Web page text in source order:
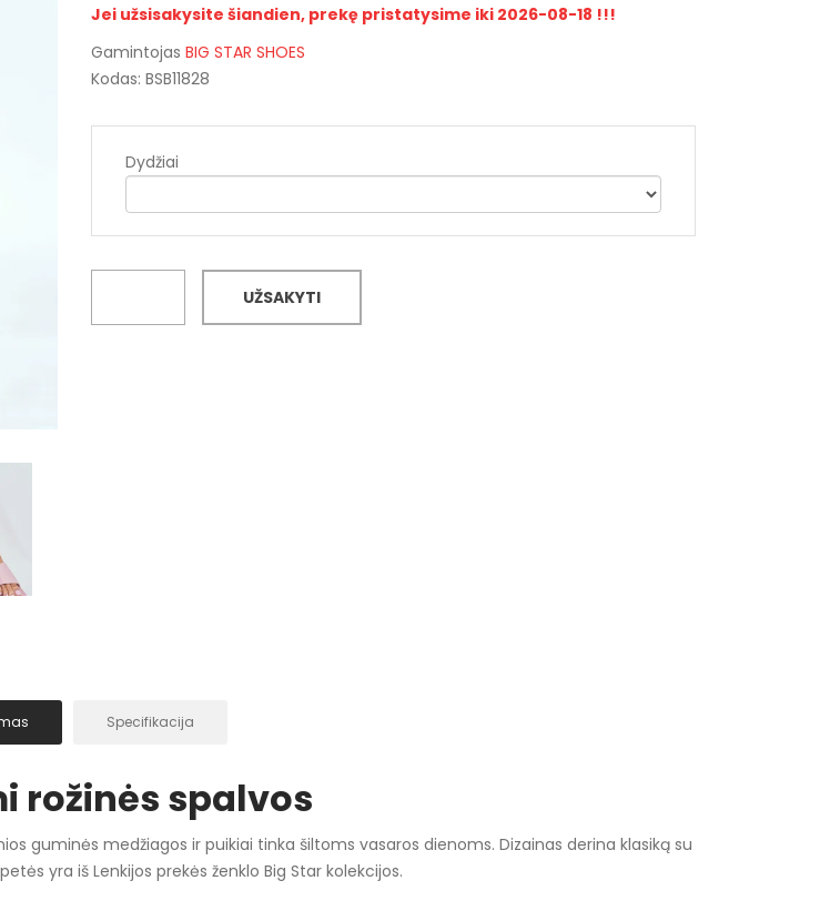
Jei užsisakysite šiandien, prekę pristatysime iki 2026-08-18 !!!
Gamintojas BIG STAR SHOES
Kodas: BSB11828
Dydžiai
UŽSAKYTI
Specifikacija
rožinės spalvos
guminės medžiagos ir puikiai tinka šiltoms vasaros dienoms. Dizainas derina klasiką su
yra iš Lenkijos prekės ženklo Big Star kolekcijos.